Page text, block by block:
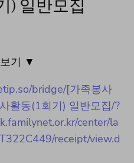
) 일반모집
기 ▼
bridge/[가족봉사
활동(1회기) 일반모집/?
center/la
receipt/view.d